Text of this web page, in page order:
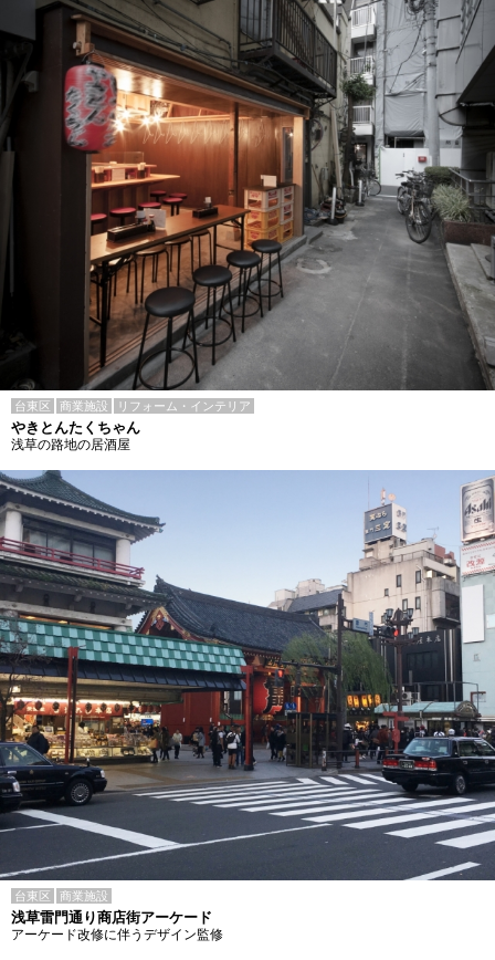
台東区 商業施設 リフォーム・インテリア
やきとんたくちゃん
浅草の路地の居酒屋
台東区 商業施設
浅草雷門通り商店街アーケード
アーケード改修に伴うデザイン監修